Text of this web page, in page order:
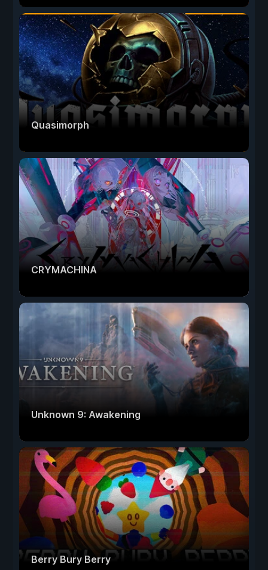
Quasimorph
CRYMACHINA
Unknown 9: Awakening
Berry Bury Berry